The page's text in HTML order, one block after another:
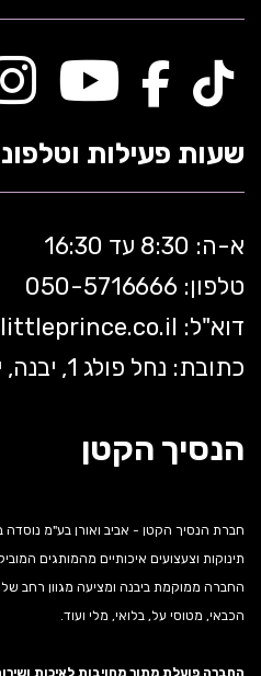
שעות פעילות
א-ה: 8:30 עד 16:30
טלפון: 050-5 716666
דוא"ל: littleprince.co.il
כתובת: נחל פולג 1, יבנה, ישראל
הנסיך הקטן
תינוקות וצעצועים איכותיים מהמותגים
החברה ממוקמת ביבנה ומציעה מגוון רחב
הכבאי, מטוסי על, בלואי, מלי ועוד.
החברה פועלת מתוך מחויבות לאיכות